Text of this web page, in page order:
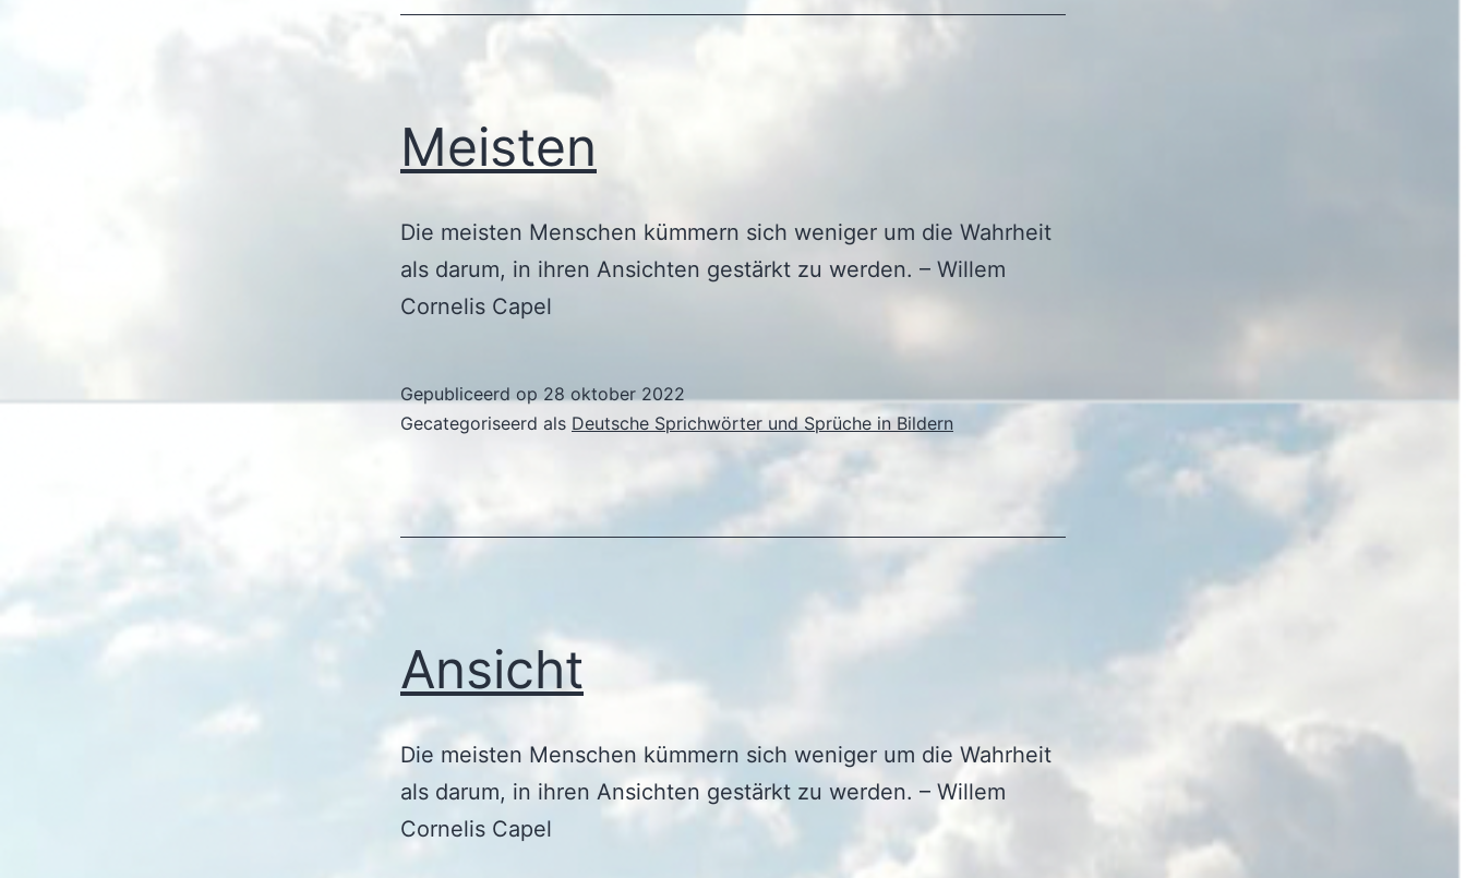
Meisten
Die meisten Menschen kümmern sich weniger um die Wahrheit
als darum, in ihren Ansichten gestärkt zu werden. – Willem
Cornelis Capel
Gepubliceerd op 28 oktober 2022
Gecategoriseerd als Deutsche Sprichwörter und Sprüche in Bildern
Ansicht
Die meisten Menschen kümmern sich weniger um die Wahrheit
als darum, in ihren Ansichten gestärkt zu werden. – Willem
Cornelis Capel